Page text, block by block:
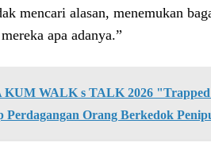
mencari alasan, menemukan
apa adanya.”
WALK s TALK 2026 "Trapped
Perdagangan Orang Berkedok